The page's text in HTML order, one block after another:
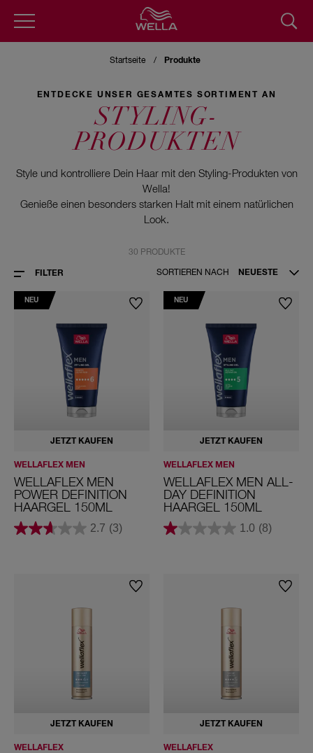
Startseite Produkte
ENTDECKE UNSER GESAMTES SORTIMENT AN
STYLING-
PRODUKTEN
Style und kontrolliere Dein Haar mit den Styling-Produkten von
Wella!​
Genieße einen besonders starken Halt mit einem natürlichen
Look.
30 PRODUKTE
SORTIEREN NACH NEUESTE
FILTER
Produktart
Styling-Marken
Wellaflex
Wellaflex Men
Wella Deluxe
Shockwaves
Haartyp
Coloriertes Haar
Trockenes Haar
Glattes Haar
Normales Haar
Alle Haartypen
NEU
JETZT KAUFEN
WELLAFLEX MEN
WELLAFLEX MEN
POWER DEFINITION
HAARGEL 150ML
2.7 (3)
NEU
JETZT KAUFEN
WELLAFLEX MEN
WELLAFLEX MEN ALL-
DAY DEFINITION
HAARGEL 150ML
1.0 (8)
JETZT KAUFEN
WELLAFLEX
JETZT KAUFEN
WELLAFLEX